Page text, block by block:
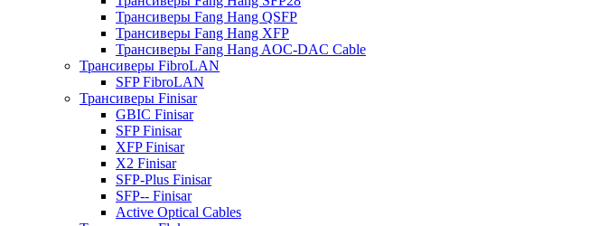
Трансиверы Fang Hang QSFP
Трансиверы Fang Hang XFP
Трансиверы Fang Hang AOC-DAC Cable
Трансиверы FibroLAN
SFP FibroLAN
Трансиверы Finisar
GBIC Finisar
SFP Finisar
XFP Finisar
X2 Finisar
SFP-Plus Finisar
SFP-- Finisar
Active Optical Cables